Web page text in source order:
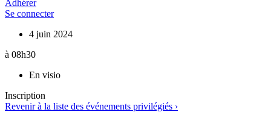
Adhérer
Se connecter
4 juin 2024
à 08h30
En visio
Inscription
Revenir à la liste des événements privilégiés ›